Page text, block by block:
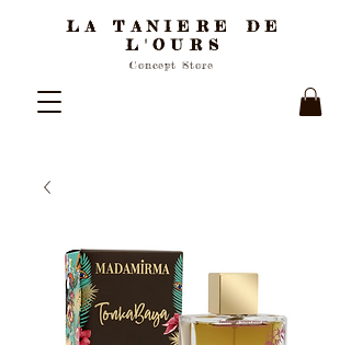
LA TANIERE DE
L'OURS
Concept Store